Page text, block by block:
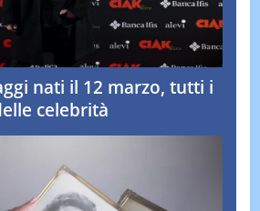
nati il 12 marzo, tutti i
celebrità